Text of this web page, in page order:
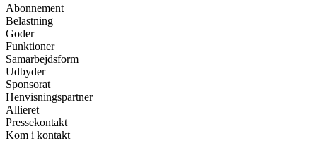
Abonnement
Belastning
Goder
Funktioner
Samarbejdsform
Udbyder
Sponsorat
Henvisningspartner
Allieret
Pressekontakt
Kom i kontakt